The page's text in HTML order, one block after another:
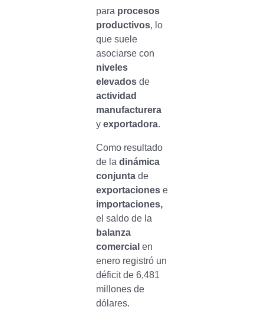
para procesos
productivos, lo
que suele
asociarse con
niveles
elevadosde
actividad
manufacturera
y exportadora.
Como resultado
de la dinámica
conjunta de
exportaciones e
importaciones,
el saldo de la
balanza
comercial en
enero registró un
déficit de 6,481
millones de
dólares.